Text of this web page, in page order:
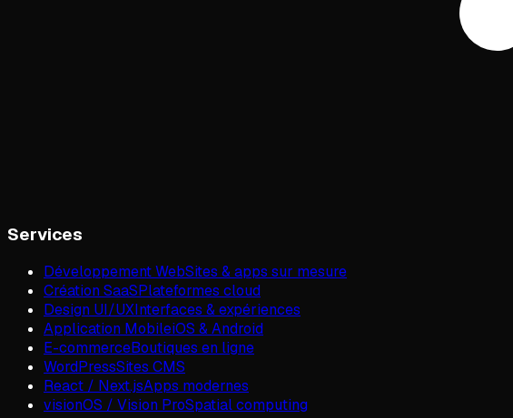
Services
Développement WebSites & apps sur mesure
Création SaaSPlateformes cloud
Design UI/UXInterfaces & expériences
Application MobileiOS & Android
E-commerceBoutiques en ligne
WordPressSites CMS
React / Next.jsApps modernes
visionOS / Vision ProSpatial computing